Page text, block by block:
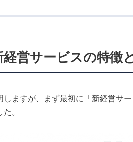
営サービスの特徴
しますが、まず最初に「新経営サ
。